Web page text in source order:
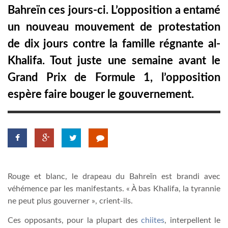
GLOBOZSARU
DOBRAVERO.HU
LATIMO.HU
GLOBOBOOK
Bahreïn ces jours-ci. L’opposition a entamé
un nouveau mouvement de protestation
de dix jours contre la famille régnante al-
Khalifa. Tout juste une semaine avant le
Grand Prix de Formule 1, l’opposition
espère faire bouger le gouvernement.
Rouge et blanc, le drapeau du Bahreïn est brandi avec
véhémence par les manifestants. « À bas Khalifa, la tyrannie
ne peut plus gouverner », crient-ils.
Ces opposants, pour la plupart des chiites, interpellent le